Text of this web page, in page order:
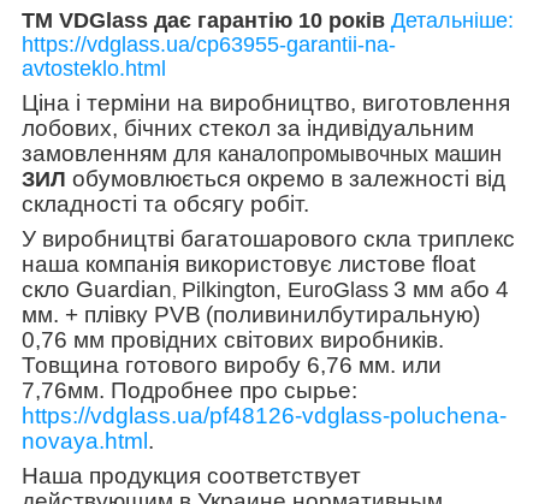
TM VDGlass дає гарантію 10 років Детальніше:
https://vdglass.ua/cp63955-garantii-na-
avtosteklo.html
Ціна і терміни на виробництво, виготовлення
лобових, бічних стекол за індивідуальним
замовленням для каналопромывочных машин
ЗИЛ обумовлюється окремо в залежності від
складності та обсягу робіт.
У виробництві багатошарового скла триплекс
наша компанія використовує листове float
скло Guardian Pilkington, EuroGlass 3 мм або 4
мм. + плівку PVB (поливинилбутиральную)
0,76 мм провідних світових виробників.
Товщина готового виробу 6,76 мм. или
7,76мм. Подробнее про сырье:
https://vdglass.ua/pf48126-vdglass-poluchena-
novaya.html.
Наша продукция соответствует